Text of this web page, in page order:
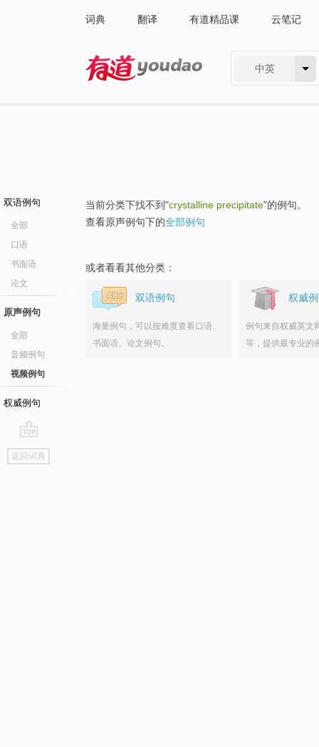
词典 翻译 有道精品课 云笔记
中英
双语例句
全部
口语
书面语
论文
原声例句
全部
音频例句
视频例句
权威例句
go
top
返回词典
当前分类下找不到"crystalline precipitate"的例句。
查看原声例句下的全部例句
或者看看其他分类：
双语例句
海量例句，可以按难度查看口语、
书面语、论文例句。
权威
例句来自权威英文
等，提供最专业的